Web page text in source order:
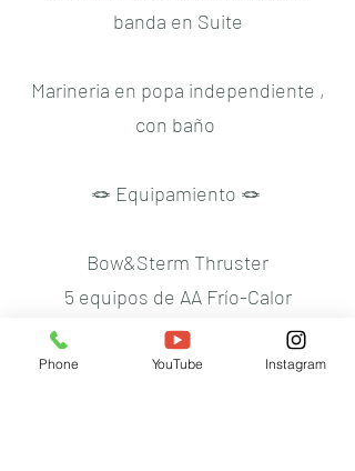
banda en Suite
Marineria en popa independiente ,
con baño
🪢 Equipamiento 🪢
Bow&Sterm Thruster
5 equipos de AA Frío-Calor
Grupo ONAN de 17,5 Kva
Electronica SIMRAD
Phone YouTube Instagram